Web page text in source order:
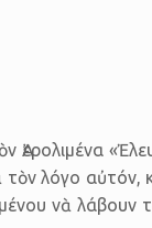
Ἀερολιμένα
λόγο αὐτόν,
νὰ λάβουν